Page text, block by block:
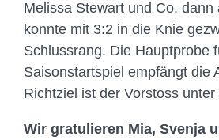
Melissa Stewart und Co.
konnte mit 3:2 in die Knie
Schlussrang. Die Hauptprobe
Saisonstartspiel empfängt die
Richtziel ist der Vorstoss
Wir gratulieren Mia, Svenja